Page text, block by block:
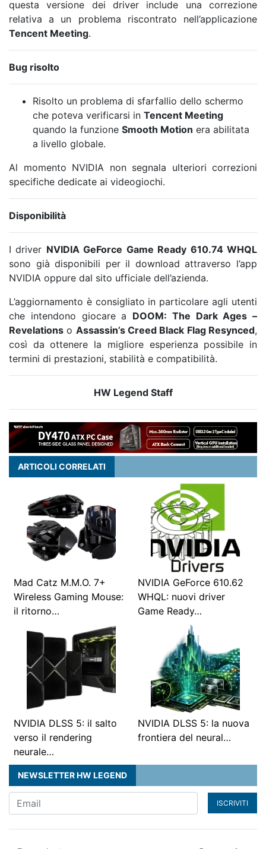
questa versione dei driver include una correzione
relativa a un problema riscontrato nell’applicazione
Tencent Meeting.
Bug risolto
Risolto un problema di sfarfallio dello schermo
che poteva verificarsi in Tencent Meeting
quando la funzione Smooth Motion era abilitata
a livello globale.
Al momento NVIDIA non segnala ulteriori correzioni
specifiche dedicate ai videogiochi.
Disponibilità
I driver NVIDIA GeForce Game Ready 610.74 WHQL
sono già disponibili per il download attraverso l’app
NVIDIA oppure dal sito ufficiale dell’azienda.
L’aggiornamento è consigliato in particolare agli utenti
che intendono giocare a DOOM: The Dark Ages –
Revelations o Assassin’s Creed Black Flag Resynced,
così da ottenere la migliore esperienza possibile in
termini di prestazioni, stabilità e compatibilità.
HW Legend Staff
ARTICOLI CORRELATI
Mad Catz M.M.O. 7+
Wireless Gaming Mouse:
il ritorno…
NVIDIA GeForce 610.62
WHQL: nuovi driver
Game Ready…
NVIDIA DLSS 5: il salto
verso il rendering
neurale…
NVIDIA DLSS 5: la nuova
frontiera del neural…
NEWSLETTER HW LEGEND
ISCRIVITI